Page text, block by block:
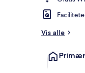
Vis alle